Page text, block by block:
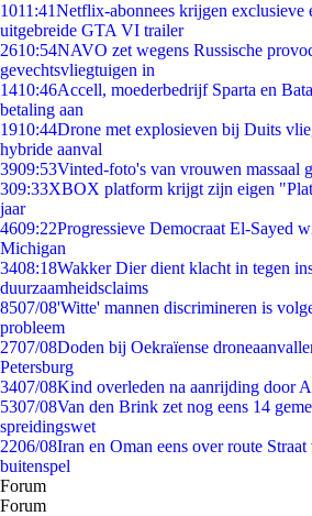
1011:41Netflix-abonnees krijgen exclusieve
uitgebreide GTA VI trailer
2610:54NAVO zet wegens Russische
gevechtsvliegtuigen in
1410:46Accell, moederbedrijf Sparta en
betaling aan
1910:44Drone met explosieven bij Duits
hybride aanval
3909:53Vinted-foto's van vrouwen massaal
309:33XBOX platform krijgt zijn eigen
jaar
4609:22Progressieve Democraat El-Sayed
Michigan
3408:18Wakker Dier dient klacht in tegen
duurzaamheidsclaims
8507/08'Witte' mannen discrimineren is
probleem
2707/08Doden bij Oekraïense
Petersburg
3407/08Kind overleden na aanrijding door
5307/08Van den Brink zet nog eens 14
spreidingswet
2206/08Iran en Oman eens over route
buitenspel
Forum
Forum